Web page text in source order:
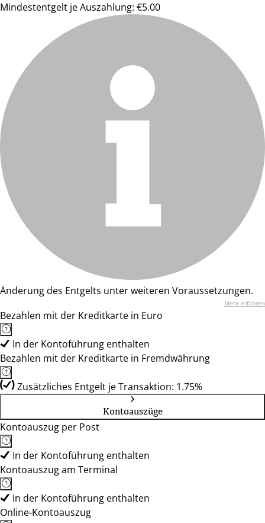
Mindestentgelt je Auszahlung: €5.00
Änderung des Entgelts unter weiteren Voraussetzungen.
Mehr erfahren
Bezahlen mit der Kreditkarte in Euro
In der Kontoführung enthalten
Bezahlen mit der Kreditkarte in Fremdwährung
Zusätzliches Entgelt je Transaktion: 1.75%
Kontoauszüge
Kontoauszug per Post
In der Kontoführung enthalten
Kontoauszug am Terminal
In der Kontoführung enthalten
Online-Kontoauszug